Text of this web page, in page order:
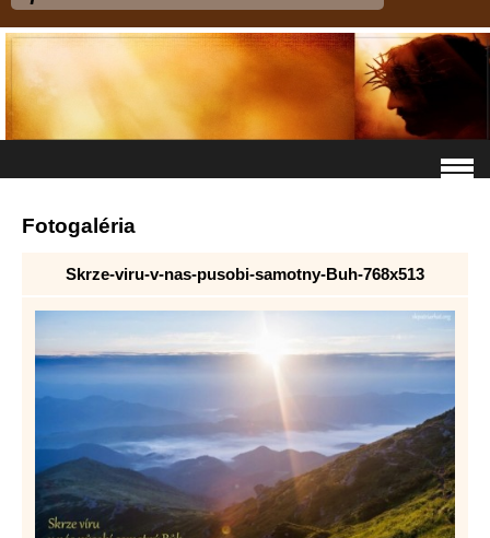
Fotogaléria
Skrze-viru-v-nas-pusobi-samotny-Buh-768x513